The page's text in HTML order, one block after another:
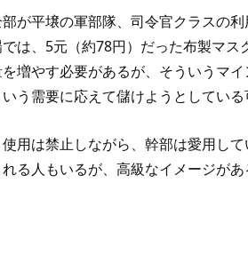
が平壌の軍部隊、司令官クラスの
は、5元（約78円）だった布製マス
増やす必要があるが、そういうマイ
う需要に応えて儲けようとしている
用は禁止しながら、幹部は愛用し
る人もいるが、高級なイメージが